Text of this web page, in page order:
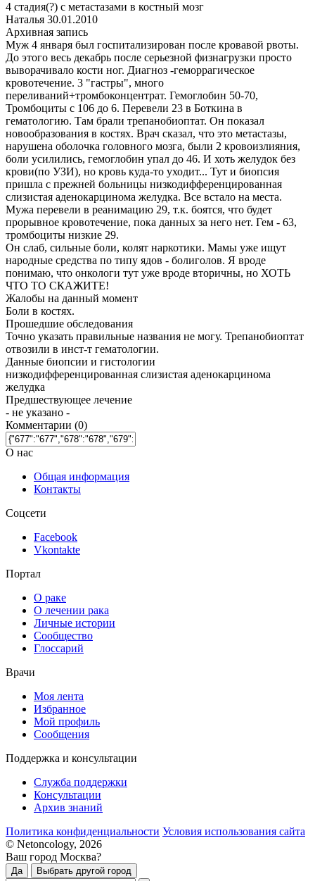
4 стадия(?) с метастазами в костный мозг
Наталья 30.01.2010
Архивная запись
Муж 4 января был госпитализирован после кровавой рвоты.
До этого весь декабрь после серьезной физнагрузки просто
выворачивало кости ног. Диагноз -геморрагическое
кровотечение. 3 "гастры", много
переливаний+тромбоконцентрат. Гемоглобин 50-70,
Тромбоциты с 106 до 6. Перевели 23 в Боткина в
гематологию. Там брали трепанобиоптат. Он показал
новообразования в костях. Врач сказал, что это метастазы,
нарушена оболочка головного мозга, были 2 кровоизлияния,
боли усилились, гемоглобин упал до 46. И хоть желудок без
крови(по УЗИ), но кровь куда-то уходит... Тут и биопсия
пришла с прежней больницы низкодифференцированная
слизистая аденокарцинома желудка. Все встало на места.
Мужа перевели в реанимацию 29, т.к. боятся, что будет
прорывное кровотечение, пока данных за него нет. Гем - 63,
тромбоциты низкие 29.
Он слаб, сильные боли, колят наркотики. Мамы уже ищут
народные средства по типу ядов - болиголов. Я вроде
понимаю, что онкологи тут уже вроде вторичны, но ХОТЬ
ЧТО ТО СКАЖИТЕ!
Жалобы на данный момент
Боли в костях.
Прошедшие обследования
Точно указать правильные названия не могу. Трепанобиоптат
отвозили в инст-т гематологии.
Данные биопсии и гистологии
низкодифференцированная слизистая аденокарцинома
желудка
Предшествующее лечение
- не указано -
Комментарии (0)
О нас
Общая информация
Контакты
Соцсети
Facebook
Vkontakte
Портал
О раке
О лечении рака
Личные истории
Сообщество
Глоссарий
Врачи
Моя лента
Избранное
Мой профиль
Сообщения
Поддержка и консультации
Служба поддержки
Консультации
Архив знаний
Политика конфиденциальности Условия использования сайта
© Netoncology, 2026
Ваш город Москва?
Да Выбрать другой город